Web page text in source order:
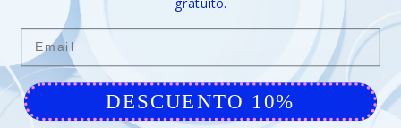
Email
DESCUENTO 10%